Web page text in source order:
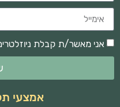
אני מאשר/ת קבלת
אמצעי